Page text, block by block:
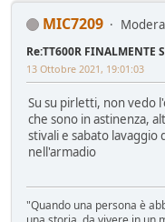
MIC7209
Re:TT600R FINALMENTE
13 Ottobre 2021, 19:01:03
Su su pirletti, non vedo
che sono in astinenza,
stivali e sabato
nell'armadio
"Quando una persona è